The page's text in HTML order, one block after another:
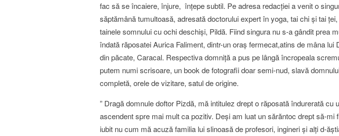
fac să se încaiere, înjure, înţepe subtil. Pe adresa redacţiei a venit o
săptămână tumultoasă, adresată doctorului expert în yoga, tai chi şi tai
tainele somnului cu ochi deschişi, Pildă. Fiind singura nu s-a gândit prea
îndată răposatei Aurica Faliment, dintr-un oraş fermecat,atins de mâna lui
din păcate, Caracal. Respectiva domniţă a pus pe lângă încropeala
putem numi scrisoare, un book de fotografii doar semi-nud, slavă
completă, orele de vizitare, satul de origine.
” Dragă domnule doftor Pizdă, mă intitulez drept o răposată îndurerată cu
ascendent spre mai mult ca pozitiv. Deşi am luat un sărăntoc drept să-mi
iubit nu cum mă acuză familia lui slinoasă de profesori, ingineri şi alţi d-